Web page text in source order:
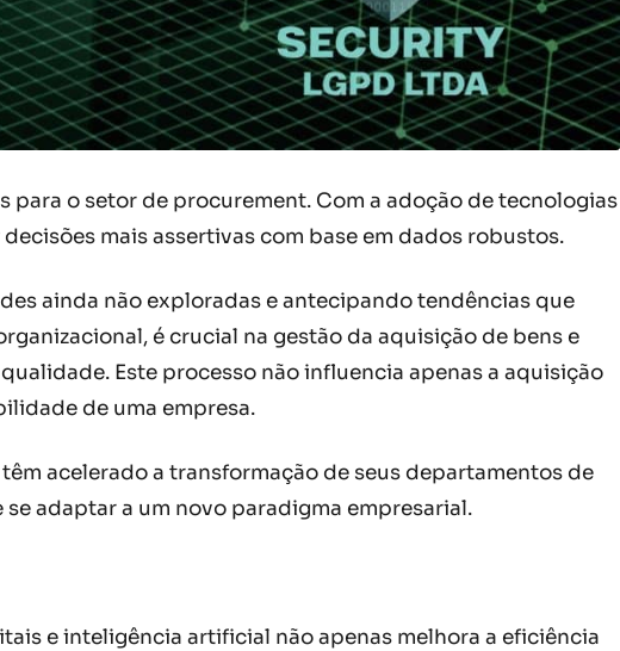
o setor de procurement. Com a adoção de tecnologias
mais assertivas com base em dados robustos.
ainda não exploradas e antecipando tendências que
é crucial na gestão da aquisição de bens e
Este processo não influencia apenas a aquisição
de uma empresa.
acelerado a transformação de seus departamentos de
adaptar a um novo paradigma empresarial.
e inteligência artificial não apenas melhora a eficiência